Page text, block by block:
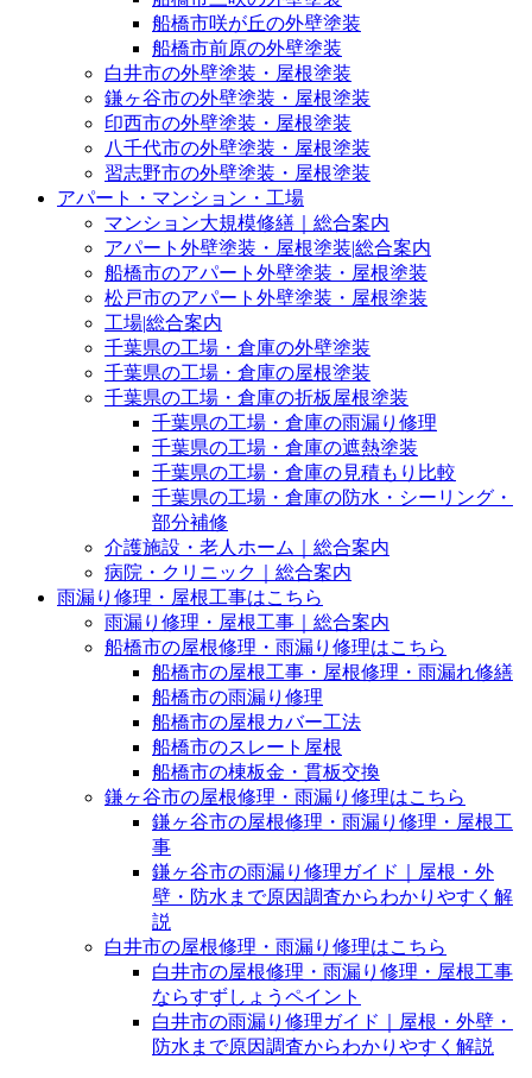
船橋市咲が丘の外壁塗装
船橋市前原の外壁塗装
白井市の外壁塗装・屋根塗装
鎌ヶ谷市の外壁塗装・屋根塗装
印西市の外壁塗装・屋根塗装
八千代市の外壁塗装・屋根塗装
習志野市の外壁塗装・屋根塗装
アパート・マンション・工場
マンション大規模修繕｜総合案内
アパート外壁塗装・屋根塗装|総合案内
船橋市のアパート外壁塗装・屋根塗装
松戸市のアパート外壁塗装・屋根塗装
工場|総合案内
千葉県の工場・倉庫の外壁塗装
千葉県の工場・倉庫の屋根塗装
千葉県の工場・倉庫の折板屋根塗装
千葉県の工場・倉庫の雨漏り修理
千葉県の工場・倉庫の遮熱塗装
千葉県の工場・倉庫の見積もり比較
千葉県の工場・倉庫の防水・シーリング・
部分補修
介護施設・老人ホーム｜総合案内
病院・クリニック｜総合案内
雨漏り修理・屋根工事はこちら
雨漏り修理・屋根工事｜総合案内
船橋市の屋根修理・雨漏り修理はこちら
船橋市の屋根工事・屋根修理・雨漏れ修繕
船橋市の雨漏り修理
船橋市の屋根カバー工法
船橋市のスレート屋根
船橋市の棟板金・貫板交換
鎌ヶ谷市の屋根修理・雨漏り修理はこちら
鎌ヶ谷市の屋根修理・雨漏り修理・屋根工
事
鎌ヶ谷市の雨漏り修理ガイド｜屋根・外
壁・防水まで原因調査からわかりやすく解
説
白井市の屋根修理・雨漏り修理はこちら
白井市の屋根修理・雨漏り修理・屋根工事
ならすずしょうペイント
白井市の雨漏り修理ガイド｜屋根・外壁・
防水まで原因調査からわかりやすく解説